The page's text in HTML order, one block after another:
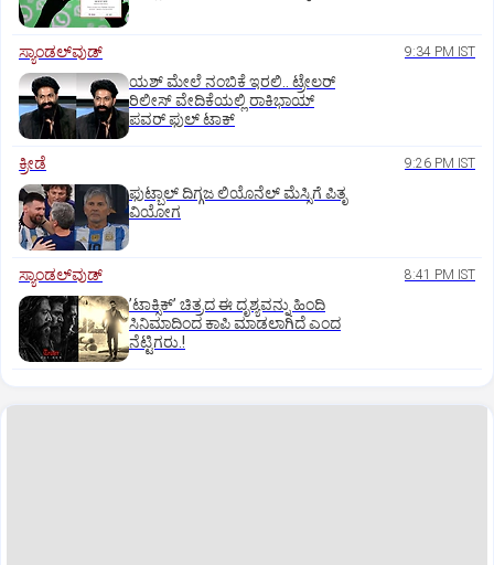
ಸ್ಯಾಂಡಲ್‌ವುಡ್‌ 9:34 PM IST
ಯಶ್‌ ಮೇಲೆ ನಂಬಿಕೆ ಇರಲಿ.. ಟ್ರೇಲರ್‌
ರಿಲೀಸ್‌ ವೇದಿಕೆಯಲ್ಲಿ ರಾಕಿಭಾಯ್‌
ಪವರ್‌ ಫುಲ್‌ ಟಾಕ್
ಕ್ರೀಡೆ 9:26 PM IST
ಫುಟ್ಬಾಲ್ ದಿಗ್ಗಜ ಲಿಯೊನೆಲ್‌ ಮೆಸ್ಸಿಗೆ ಪಿತೃ
ವಿಯೋಗ
ಸ್ಯಾಂಡಲ್‌ವುಡ್‌ 8:41 PM IST
ʼಟಾಕ್ಸಿಕ್‌ʼ ಚಿತ್ರದ ಈ ದೃಶ್ಯವನ್ನು ಹಿಂದಿ
ಸಿನಿಮಾದಿಂದ ಕಾಪಿ ಮಾಡಲಾಗಿದೆ ಎಂದ
ನೆಟ್ಟಿಗರು.!